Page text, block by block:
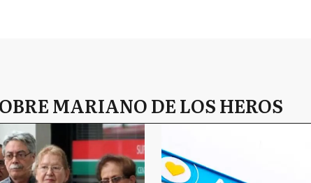
MARIANO DE LOS HEROS